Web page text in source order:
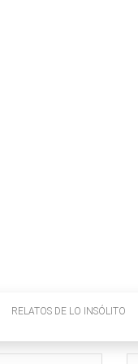
RELATOS DE LO INSÓLITO